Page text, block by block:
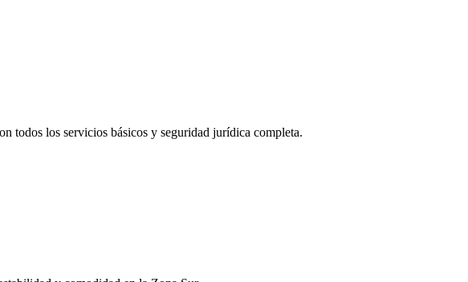
todos los servicios básicos y seguridad jurídica completa.